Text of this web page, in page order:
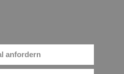
anfordern